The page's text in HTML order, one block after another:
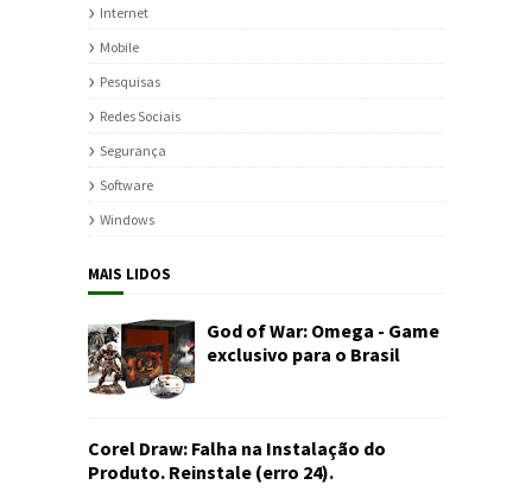
Internet
Mobile
Pesquisas
Redes Sociais
Segurança
Software
Windows
MAIS LIDOS
God of War: Omega - Game
exclusivo para o Brasil
Corel Draw: Falha na Instalação do
Produto. Reinstale (erro 24).